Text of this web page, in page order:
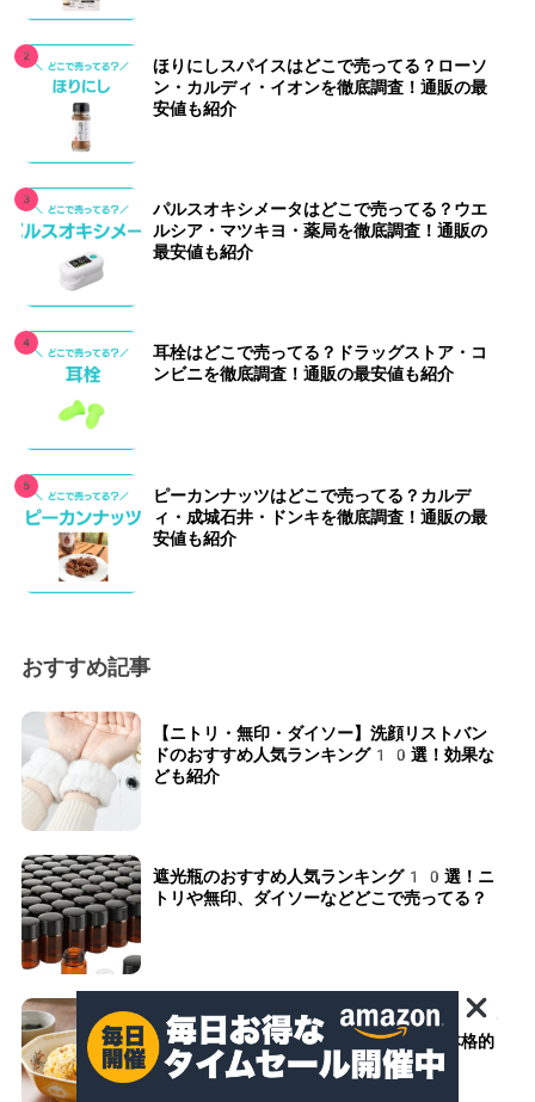
ほりにしスパイスはどこで売ってる？ローソ
ン・カルディ・イオンを徹底調査！通販の最
安値も紹介
パルスオキシメータはどこで売ってる？ウエ
ルシア・マツキヨ・薬局を徹底調査！通販の
最安値も紹介
耳栓はどこで売ってる？ドラッグストア・コ
ンビニを徹底調査！通販の最安値も紹介
ピーカンナッツはどこで売ってる？カルデ
ィ・成城石井・ドンキを徹底調査！通販の最
安値も紹介
おすすめ記事
【ニトリ・無印・ダイソー】洗顔リストバン
ドのおすすめ人気ランキング10選！効果な
ども紹介
遮光瓶のおすすめ人気ランキング10選！ニ
トリや無印、ダイソーなどどこで売ってる？
【ニトリ・100均・ダイソー】チャーハン
皿のおすすめ人気ランキング10選！本格的
に中華が楽しめる